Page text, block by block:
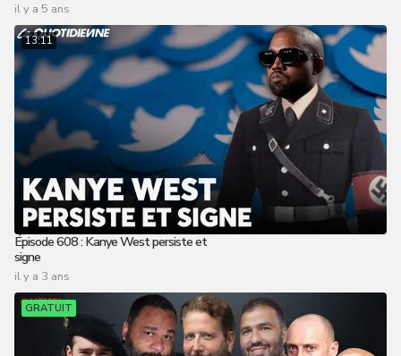
il y a 5 ans
13:11
Épisode 608 : Kanye West persiste et
signe
il y a 3 ans
GRATUIT